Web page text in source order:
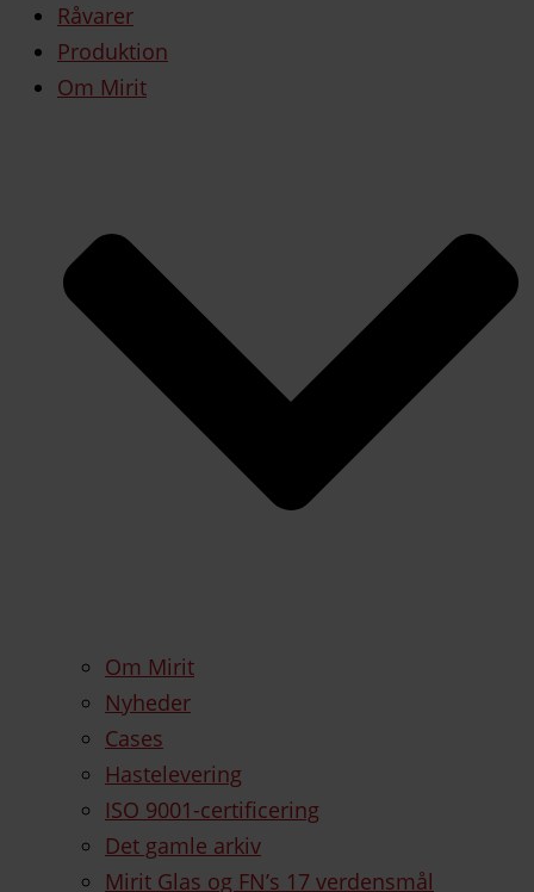
Råvarer
Produktion
Om Mirit
Om Mirit
Nyheder
Cases
Hastelevering
ISO 9001-certificering
Det gamle arkiv
Mirit Glas og FN’s 17 verdensmål